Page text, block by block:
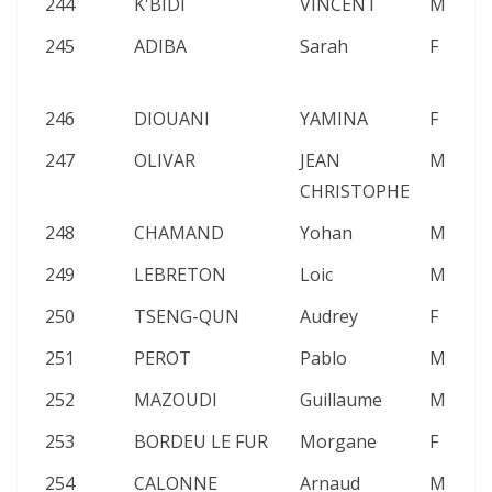
245
ADIBA Sarah F
246 DIOUANI YAMINA F
247
OLIVAR
JEAN
CHRISTOPHE
M
248 CHAMAND Yohan M
249
LEBRETON Loic M
250
TSENG-QUN Audrey F
251
PEROT Pablo M
252
MAZOUDI Guillaume M
253
BORDEU LE FUR Morgane F
254
CALONNE Arnaud M